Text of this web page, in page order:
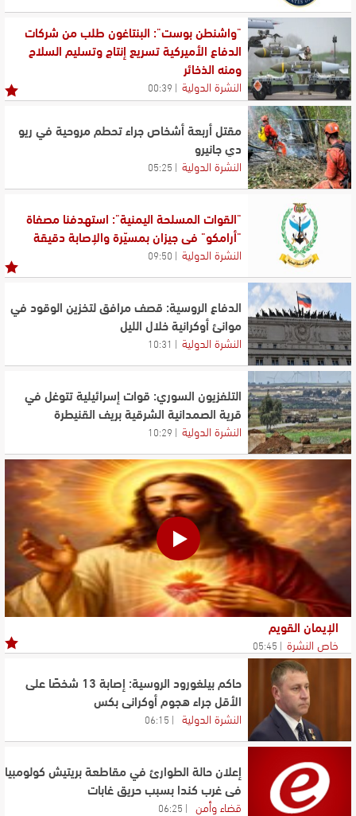
"واشنطن بوست": البنتاغون طلب من شركات
الدفاع الأميركية تسريع إنتاج وتسليم السلاح
ومنه الذخائر
النشرة الدولية 00:39
مقتل أربعة أشخاص جراء تحطم مروحية في ريو
دي جانيرو
النشرة الدولية 05:25
"القوات المسلحة اليمنية": استهدفنا مصفاة
"أرامكو" في جيزان بمسيّرة والإصابة دقيقة
النشرة الدولية 09:50
الدفاع الروسية: قصف مرافق لتخزين الوقود في
موانئ أوكرانية خلال الليل
النشرة الدولية 10:31
التلفزيون السوري: قوات إسرائيلية تتوغل في
قرية الصمدانية الشرقية بريف القنيطرة
النشرة الدولية 10:29
الإيمان القويم
خاص النشرة 05:45
حاكم بيلغورود الروسية: إصابة 13 شخصًا على
الأقل جراء هجوم أوكراني بكس
النشرة الدولية 06:15
إعلان حالة الطوارئ في مقاطعة بريتيش كولومبيا
في غرب كندا بسبب حريق غابات
قضاء وأمن 06:25